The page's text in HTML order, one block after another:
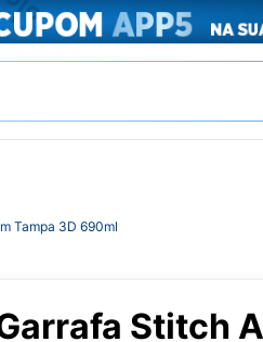
Tampa 3D 690ml
Stitch